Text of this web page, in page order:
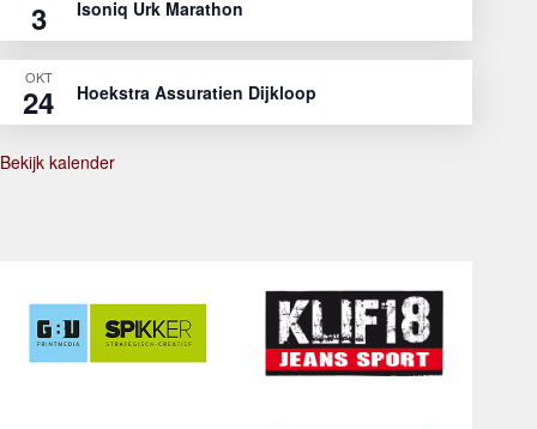
3 Isoniq Urk Marathon
OKT
24 Hoekstra Assuratien Dijkloop
Bekijk kalender